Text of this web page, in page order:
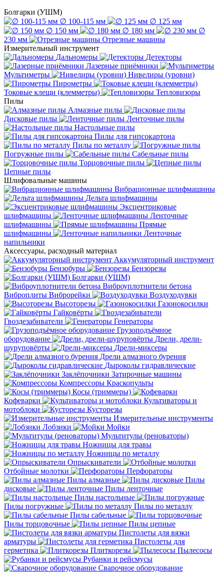
Болгарки (УШМ)
∅ 100-115 мм
∅ 125 мм
∅ 150 мм
∅ 180 мм
∅
230 мм
Отрезные машины
Измерительный инструмент
Дальномеры
Детекторы
Лазерные приёмники
Мультиметры
Нивелиры (уровни)
Пирометры
Токовые клещи (клемметры)
Тепловизоры
Пилы
Алмазные пилы
Дисковые пилы
Ленточные пилы
Настольные пилы
Пилы для гипсокартона
Пилы по металлу
Погружные пилы
Сабельные пилы
Торцовочные пилы
Цепные пилы
Шлифовальные машины
Вибрационные шлифмашины
Дельта шлифмашины
Эксцентриковые
шлифмашины
Ленточные
шлифмашины
Прямые
шлифмашины
Ленточные
напильники
Аксессуары, расходный материал
Аккумуляторный инструмент
Бензобуры
Бензорезы
Болгарки (УШМ)
Виброуплотнители бетона
Виброплиты Виброрейки
Воздуходувки
Высоторезы
Газонокосилки
Гайковёрты
Гвоздезабиватели
Генераторы
Грузоподъёмное
оборудование
Дрели, дрели-
шуруповёрты
Дрели-миксеры
Дрели алмазного бурения
Дыроколы гидравлические
Заклёпочники Затирочные машины
Компрессоры Краскопульты
Косы (триммеры)
Кофеварки
Культиваторы и
мотоблоки
Кусторезы
Измерительные инструменты
Лобзики
Мойки
Мультитулы (реноваторы)
Ножницы для травы
Ножницы по металлу
Опрыскиватели
Отбойные молотки
Перфораторы
Пилы алмазные
Пилы
дисковые
Пилы ленточные
Пилы настольные
Пилы погружные
Пилы по металлу
Пилы сабельные
Пилы торцовочные
Пилы цепные
Пистолеты для вязки
арматуры
Пистолеты для
герметика
Плиткорезы
Пылесосы
Рубанки и рейсмусы
Сварочное оборудование